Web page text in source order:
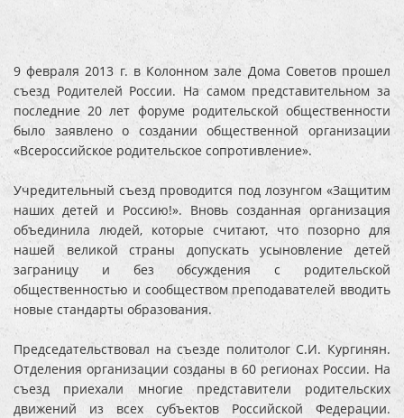
9 февраля 2013 г. в Колонном зале Дома Советов прошел
съезд Родителей России. На самом представительном за
последние 20 лет форуме родительской общественности
было заявлено о создании общественной организации
«Всероссийское родительское сопротивление».
Учредительный съезд проводится под лозунгом «Защитим
наших детей и Россию!». Вновь созданная организация
объединила людей, которые считают, что позорно для
нашей великой страны допускать усыновление детей
заграницу и без обсуждения с родительской
общественностью и сообществом преподавателей вводить
новые стандарты образования.
Председательствовал на съезде политолог С.И. Кургинян.
Отделения организации созданы в 60 регионах России. На
съезд приехали многие представители родительских
движений из всех субъектов Российской Федерации.